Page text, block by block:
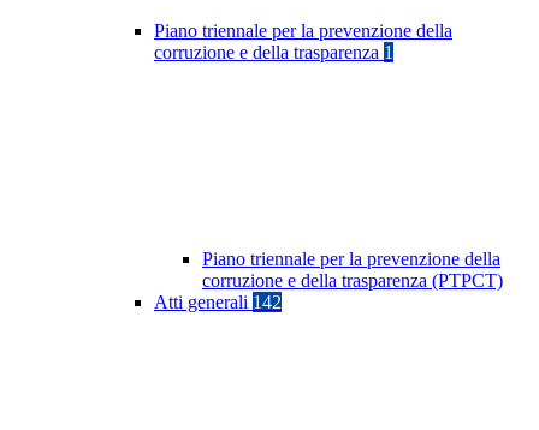
Piano triennale per la prevenzione della
corruzione e della trasparenza 1
Piano triennale per la prevenzione della
corruzione e della trasparenza (PTPCT)
Atti generali 142